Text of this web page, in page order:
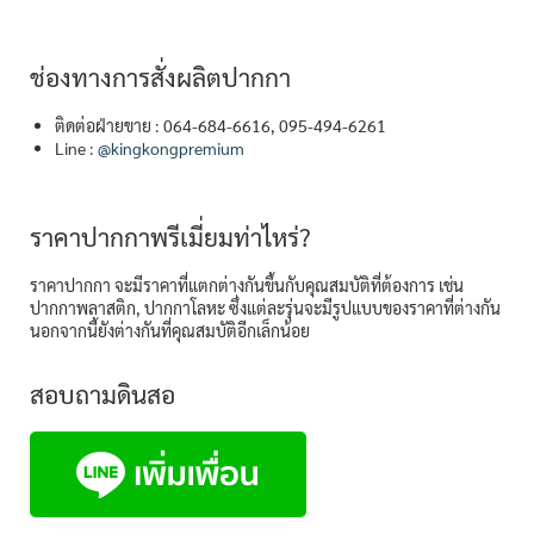
ช่องทางการสั่งผลิตปากกา
ติดต่อฝ่ายขาย : 064-684-6616, 095-494-6261
Line : @kingkongpremium
ราคาปากกาพรีเมี่ยมท่าไหร่?
ราคาปากกา จะมีราคาที่แตกต่างกันขึ้นกับคุณสมบัติที่ต้องการ เช่น
ปากกาพลาสติก, ปากกาโลหะ ซึ่งแต่ละรุ่นจะมีรูปแบบของราคาที่ต่างกัน
นอกจากนี้ยังต่างกันที่คุณสมบัติอีกเล็กน้อย
สอบถามดินสอ